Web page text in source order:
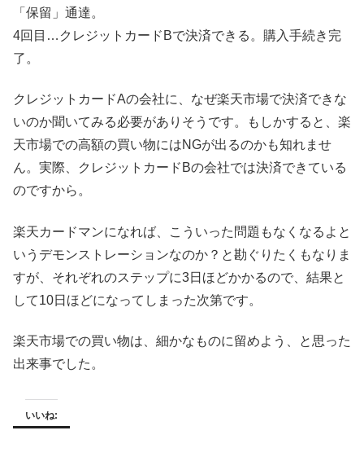
「保留」通達。
4回目…クレジットカードBで決済できる。購入手続き完
了。
クレジットカードAの会社に、なぜ楽天市場で決済できな
いのか聞いてみる必要がありそうです。もしかすると、楽
天市場での高額の買い物にはNGが出るのかも知れませ
ん。実際、クレジットカードBの会社では決済できている
のですから。
楽天カードマンになれば、こういった問題もなくなるよと
いうデモンストレーションなのか？と勘ぐりたくもなりま
すが、それぞれのステップに3日ほどかかるので、結果と
して10日ほどになってしまった次第です。
楽天市場での買い物は、細かなものに留めよう、と思った
出来事でした。
いいね: